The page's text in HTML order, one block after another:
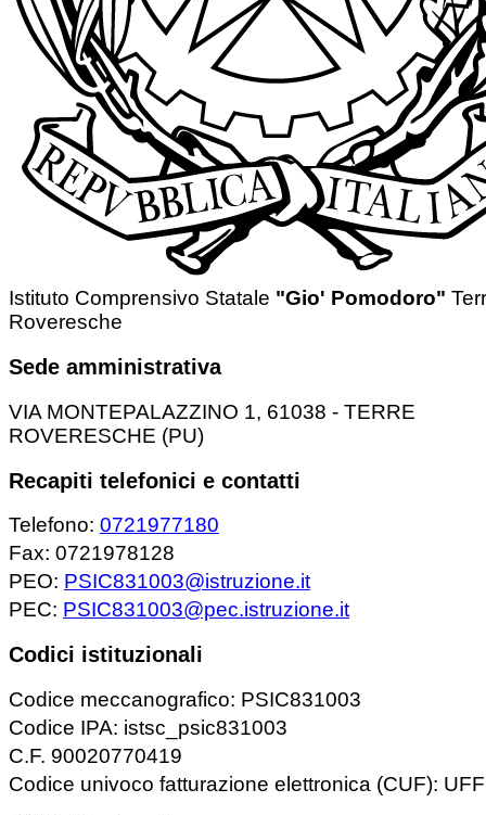
Istituto Comprensivo Statale "Gio' Pomodoro"
Roveresche
Sede amministrativa
VIA MONTEPALAZZINO 1, 61038 - TERRE
ROVERESCHE (PU)
Recapiti telefonici e contatti
Telefono: 0721977180
Fax: 0721978128
PEO: PSIC831003@istruzione.it
PEC: PSIC831003@pec.istruzione.it
Codici istituzionali
Codice meccanografico: PSIC831003
Codice IPA: istsc_psic831003
C.F. 90020770419
Codice univoco fatturazione elettronica (CUF):